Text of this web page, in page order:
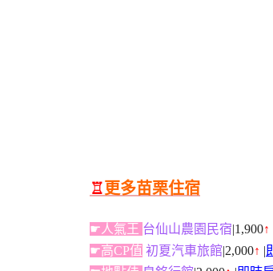
♖更多苗栗住宿
☛人氣王 台仙山農園民宿 |1,900↑
☛高CP值 初夏汽車旅館 |2,000↑